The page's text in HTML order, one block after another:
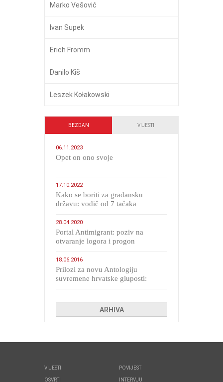
Marko Vešović
Ivan Supek
Erich Fromm
Danilo Kiš
Leszek Kołakowski
BEZDAN VIJESTI
06.11.2023
​Opet on ono svoje
17.10.2022
Kako se boriti za građansku
državu: vodič od 7 tačaka
28.04.2020
Portal Antimigrant: poziv na
otvaranje logora i progon
18.06.2016
Prilozi za novu Antologiju
suvremene hrvatske gluposti:
ARHIVA
VIJESTI
OSVRTI
POVIJEST
INTERVJU